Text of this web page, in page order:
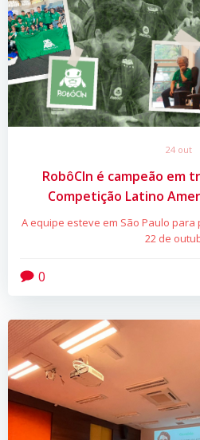
24 out
RobôCIn é campeão em
Competição Latino
A equipe esteve em São Paulo para
22 de
0